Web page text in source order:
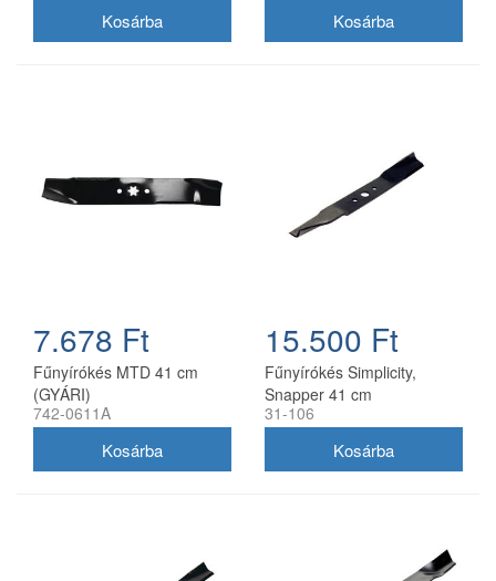
7.678 Ft
Fűnyírókés MTD 41 cm
(GYÁRI)
742-0611A
15.500 Ft
Fűnyírókés Simplicity,
Snapper 41 cm
(1704856SM)
31-106